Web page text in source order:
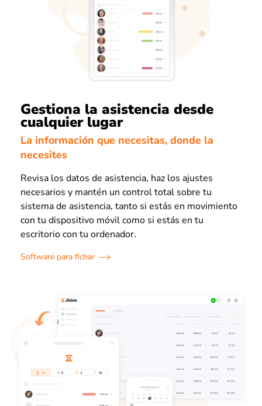
Gestiona la asistencia desde
cualquier lugar
La información que necesitas, donde la
necesites
Revisa los datos de asistencia, haz los ajustes
necesarios y mantén un control total sobre tu
sistema de asistencia, tanto si estás en movimiento
con tu dispositivo móvil como si estás en tu
escritorio con tu ordenador.
Software para fichar